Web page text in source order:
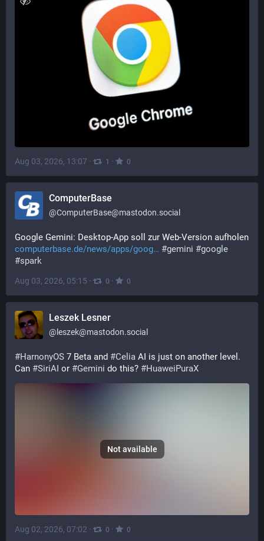
Aug 03, 2026, 13:07 · 1 · 0
ComputerBase
@ComputerBase@mastodon.social
computerbase.de/news/apps/goog
#gemini #google
#spark
Aug 03, 2026, 05:15 · 0 · 0
Leszek Lesner
@ leszek@mastodon.social
#HarnonyOS 7 Beta and #Celia AI is just on another level.
Can #SiriAI or #Gemini do this? #HuaweiPuraX
Not available
Aug 02, 2026, 07:02 · 0 · 0